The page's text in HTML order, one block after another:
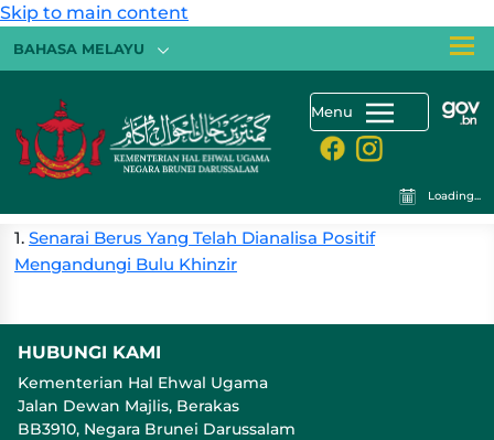
Skip to main content
BAHASA MELAYU
Menu
Loading...
1. Senarai Berus Yang Telah Dianalisa Positif
Mengandungi Bulu Khinzir
HUBUNGI KAMI
Kementerian Hal Ehwal Ugama
Jalan Dewan Majlis, Berakas
BB3910, Negara Brunei Darussalam